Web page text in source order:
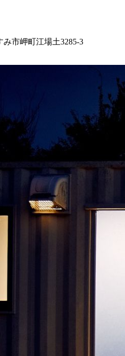
み市岬町江場土3285-3